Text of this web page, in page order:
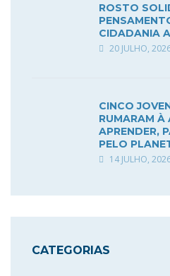
ROSTO
CIDADANIA
20 JULHO,
CINCO
RUMARAM À
APRENDER,
PELO
14 JULHO,
CATEGORIAS